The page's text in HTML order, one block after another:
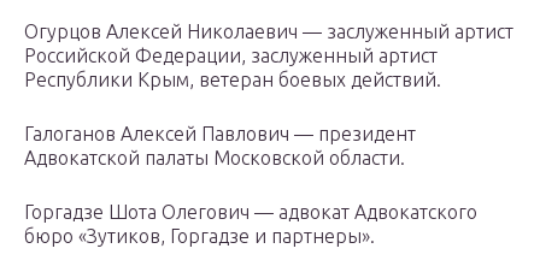
Огурцов Алексей Николаевич — заслуженный артист
Российской Федерации, заслуженный артист
Республики Крым, ветеран боевых действий.
Галоганов Алексей Павлович — президент
Адвокатской палаты Московской области.
Горгадзе Шота Олегович — адвокат Адвокатского
бюро «Зутиков, Горгадзе и партнеры».